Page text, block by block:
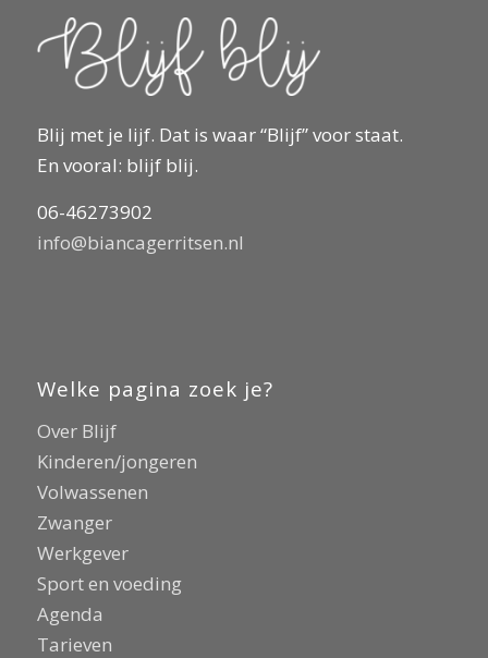
Blij met je lijf. Dat is waar “Blijf” voor staat.
En vooral: blijf blij.
06-46273902
info@biancagerritsen.nl
Welke pagina zoek je?
Over Blijf
Kinderen/jongeren
Volwassenen
Zwanger
Werkgever
Sport en voeding
Agenda
Tarieven